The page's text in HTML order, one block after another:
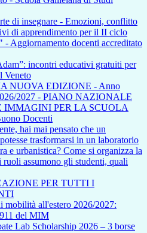
di insegnare - Emozioni, conflitto
di apprendimento per il II ciclo
- Aggiornamento docenti accreditato
incontri educativi gratuiti per
Veneto
NUOVA EDIZIONE - Anno
2027 - PIANO NAZIONALE
IMMAGINI PER LA SCUOLA
Docenti
hai mai pensato che un
trasformarsi in un laboratorio
e urbanistica? Come si organizza la
ruoli assumono gli studenti, quali
PER TUTTI I
mobilità all'estero 2026/2027:
del MIM
Lab Scholarship 2026 – 3 borse